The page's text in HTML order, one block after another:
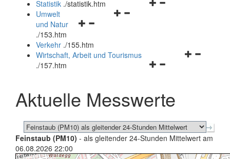
Navigationsmenü
Navigationsmenü
Statistik ./statistik.htm
Navigationsmenü
und
schließen
Umwelt
und Natur
./153.htm
Verkehr ./155.htm
Navigationsmenü
schließen
Wirtschaft, Arbeit und Tourismus
./157.htm
Aktuelle Messwerte
Feinstaub (PM10) - als gleitender 24-Stunden Mittelwert am
06.08.2026 22:00